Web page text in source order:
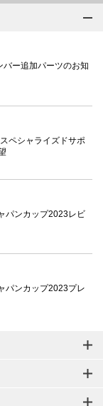
ー追加パーツのお知
ペシャライズドサポ
パンカップ2023レビ
パンカップ2023プレ